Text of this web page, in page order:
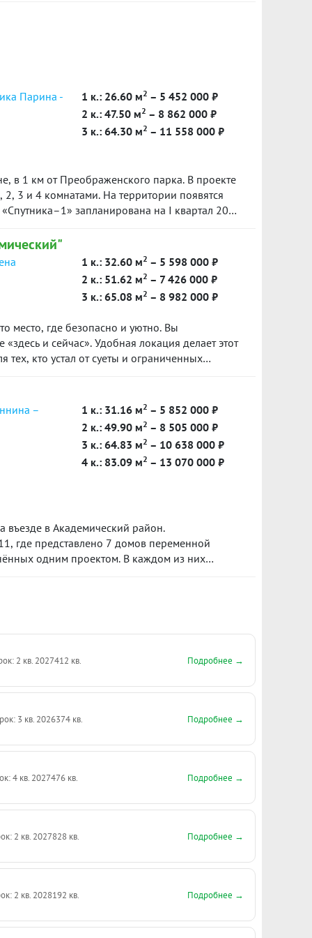
вид на лес — спокойный и приятный
Продажа по договору переуступки.???? Цена
перспективный жилой комплекс,
— расскажу подробности. ID объекта в
Парина -
1 к.: 26.60 м2 – 5 452 000 ₽
2 к.: 47.50 м2 – 8 862 000 ₽
3 к.: 64.30 м2 – 11 558 000 ₽
в 1 км от Преображенского парка. В проекте
2, 3 и 4 комнатами. На территории появятся
запланирована на I квартал 2025
1 к.: 32.60 м2 – 5 598 000 ₽
2 к.: 51.62 м2 – 7 426 000 ₽
3 к.: 65.08 м2 – 8 982 000 ₽
место, где безопасно и уютно. Вы
и сейчас». Удобная локация делает этот
кто устал от суеты и ограниченных
–
1 к.: 31.16 м2 – 5 852 000 ₽
2 к.: 49.90 м2 – 8 505 000 ₽
3 к.: 64.83 м2 – 10 638 000 ₽
4 к.: 83.09 м2 – 13 070 000 ₽
в Академический район.
где представлено 7 домов переменной
одним проектом. В каждом из них
2 кв. 2027412 кв. Подробнее →
3 кв. 2026374 кв. Подробнее →
4 кв. 2027476 кв. Подробнее →
2 кв. 2027828 кв. Подробнее →
2 кв. 2028192 кв. Подробнее →